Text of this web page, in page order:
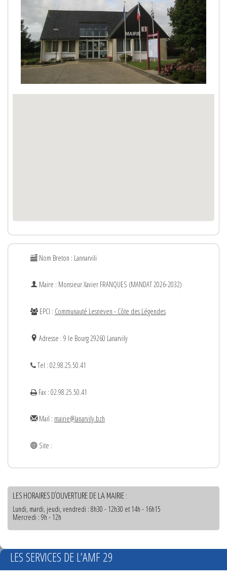
Nom Breton : Lannarvili
Maire : MonsieurXavier FRANQUES (MANDAT 2026-2032)
EPCI : Communauté Lesneven - Côte des Légendes
Adresse : 9 le Bourg 29260 Lanarvily
Tel : 02.98.25.50.41
Fax : 02.98.25.50.41
Mail : mairie@lanarvily.bzh
Site :
LES HORAIRES D'OUVERTURE DE LA MAIRIE :
Lundi, mardi, jeudi, vendredi : 8h30 - 12h30 et 14h - 16h15
Mercredi : 9h - 12h
LES SERVICES DE L’AMF 29